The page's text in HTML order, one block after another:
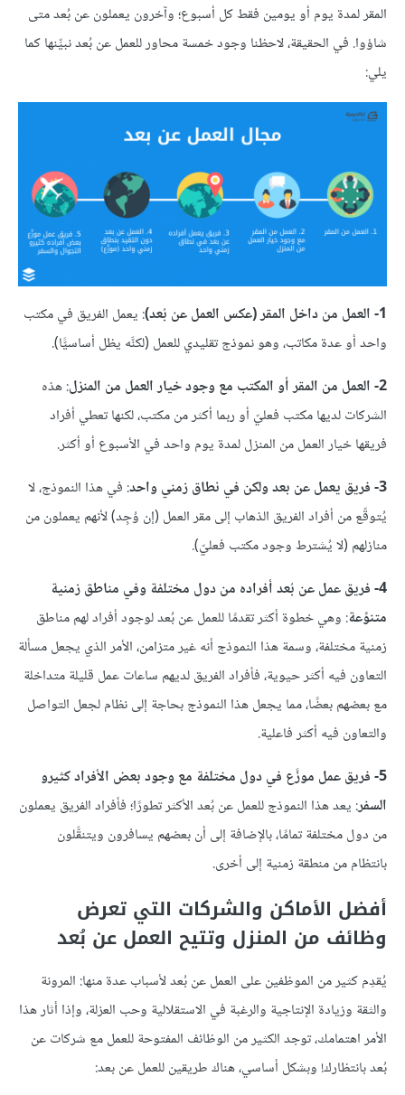
المقر لمدة يوم أو يومين فقط كل أسبوع؛ وآخرون يعملون عن بُعد متى
شاؤوا. في الحقيقة، لاحظنا وجود خمسة محاور للعمل عن بُعد نبيِّنها كما
يلي:
1- العمل من داخل المقر (عكس العمل عن بُعد)
: يعمل الفريق في مكتب
واحد أو عدة مكاتب، وهو نموذج تقليدي للعمل (لكنَّه يظل أساسيًّا).
2- العمل من المقر أو المكتب مع وجود خيار العمل من المنزل
: هذه
الشركات لديها مكتب فعليّ أو ربما أكثر من مكتب، لكنها تعطي أفراد
فريقها خيار العمل من المنزل لمدة يوم واحد في الأسبوع أو أكثر.
3- فريق يعمل عن بعد ولكن في نطاق زمني واحد
: في هذا النموذج، لا
يُتوقّع من أفراد الفريق الذهاب إلى مقر العمل (إن وُجِد) لأنهم يعملون من
منازلهم (لا يُشترط وجود مكتب فعليّ).
4- فريق عمل عن بُعد أفراده من دول مختلفة وفي مناطق زمنية
متنوِّعة: وهي خطوة أكثر تقدمًا للعمل عن بُعد لوجود أفراد لهم مناطق
زمنية مختلفة، وسمة هذا النموذج أنه غير متزامن، الأمر الذي يجعل مسألة
التعاون فيه أكثر حيوية، فأفراد الفريق لديهم ساعات عمل قليلة متداخلة
مع بعضهم بعضًا، مما يجعل هذا النموذج بحاجة إلى نظام لجعل التواصل
والتعاون فيه أكثر فاعلية.
5- فريق عمل موزَّع في دول مختلفة مع وجود بعض الأفراد كثيرو
السفر: يعد هذا النموذج للعمل عن بُعد الأكثر تطورًا؛ فأفراد الفريق يعملون
من دول مختلفة تمامًا، بالإضافة إلى أن بعضهم يسافرون ويتنقَّلون
بانتظام من منطقة زمنية إلى أخرى.
أفضل الأماكن والشركات التي تعرض
وظائف من المنزل وتتيح العمل عن بُعد
يُقدِم كثير من الموظفين على العمل عن بُعد لأسباب عدة منها: المرونة
والثقة وزيادة الإنتاجية والرغبة في الاستقلالية وحب العزلة، وإذا أثار هذا
الأمر اهتمامك، توجد الكثير من الوظائف المفتوحة للعمل مع شركات عن
بُعد بانتظارك! وبشكل أساسي، هناك طريقين للعمل عن بعد: